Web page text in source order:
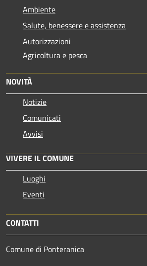
Ambiente
Salute, benessere e assistenza
Autorizzazioni
Agricoltura e pesca
NOVITÀ
Notizie
Comunicati
Avvisi
VIVERE IL COMUNE
Luoghi
Eventi
CONTATTI
Comune di Ponteranica